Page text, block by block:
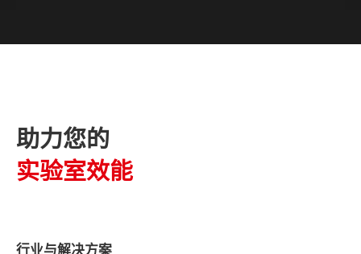
助力您的
实验室效能
行业与解决方案